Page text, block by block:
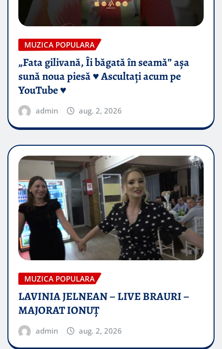
MUZICA POPULARA
„Fata gilivană, Îi băgată în seamă” așa
sună noua piesă ♥️ Ascultați acum pe
YouTube ♥️
admin aug. 2, 2026
MUZICA POPULARA
LAVINIA JELNEAN – LIVE BRAURI –
MAJORAT IONUŢ
admin aug. 2, 2026